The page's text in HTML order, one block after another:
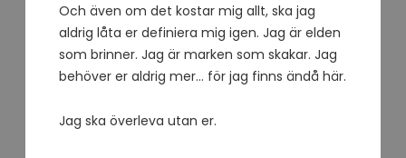
Och även om det kostar mig allt, ska jag
aldrig låta er definiera mig igen. Jag är elden
som brinner. Jag är marken som skakar. Jag
behöver er aldrig mer… för jag finns ändå här.
Jag ska överleva utan er.